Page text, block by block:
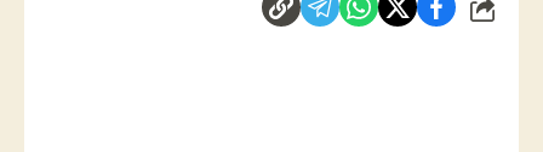
شارك